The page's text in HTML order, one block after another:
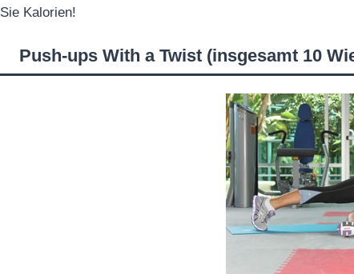
Sie Kalorien!
Push-ups With a Twist (insgesamt 10